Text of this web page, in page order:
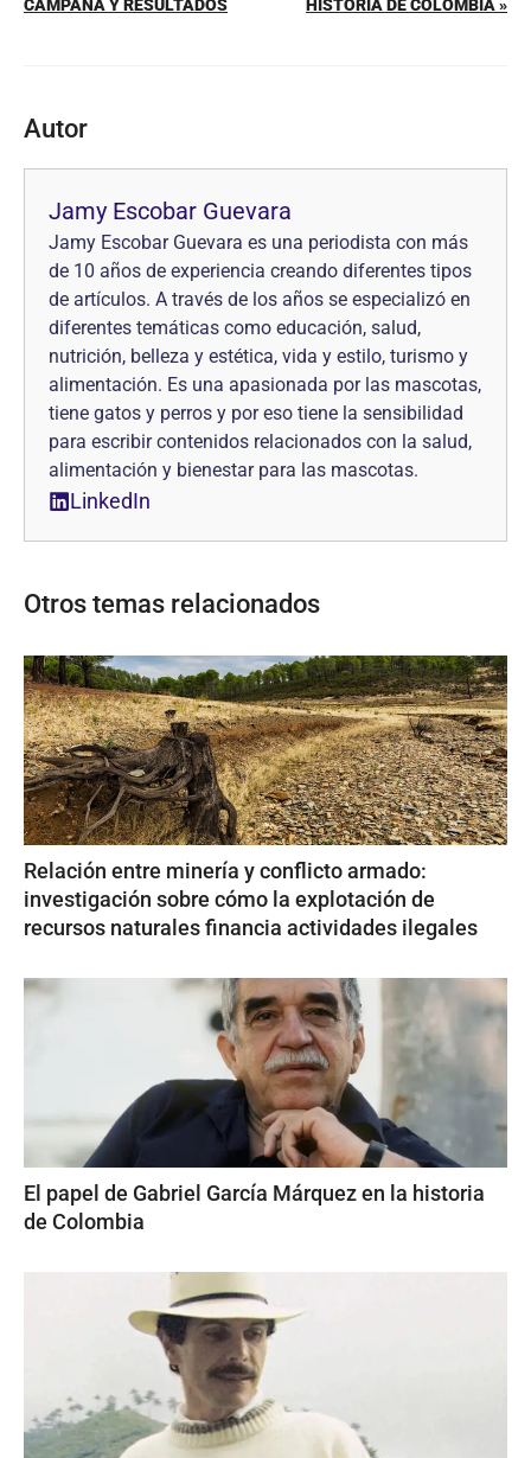
CAMPAÑA Y RESULTADOS HISTORIA DE COLOMBIA »
Autor
Jamy Escobar Guevara
Jamy Escobar Guevara es una periodista con más
de 10 años de experiencia creando diferentes tipos
de artículos. A través de los años se especializó en
diferentes temáticas como educación, salud,
nutrición, belleza y estética, vida y estilo, turismo y
alimentación. Es una apasionada por las mascotas,
tiene gatos y perros y por eso tiene la sensibilidad
para escribir contenidos relacionados con la salud,
alimentación y bienestar para las mascotas.
LinkedIn
Otros temas relacionados
Relación entre minería y conflicto armado:
investigación sobre cómo la explotación de
recursos naturales financia actividades ilegales
El papel de Gabriel García Márquez en la historia
de Colombia